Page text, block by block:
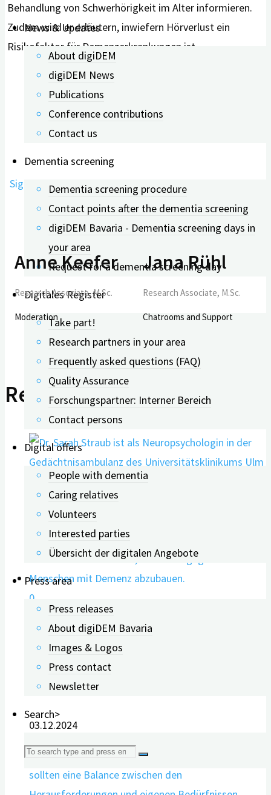
News & Updates
About digiDEM
digiDEM News
Publications
Conference contributions
Contact us
Dementia screening
Dementia screening procedure
Contact points after the dementia screening
digiDEM Bavaria - Dementia screening days in
your area
Request for a dementia screening day
Digitales Register
Take part!
Research partners in your area
Frequently asked questions (FAQ)
Quality Assurance
Forschungspartner: Interner Bereich
Contact persons
Digital offers
People with dementia
Caring relatives
Volunteers
Interested parties
Übersicht der digitalen Angebote
Press area
Press releases
About digiDEM Bavaria
Images & Logos
Press contact
Newsletter
Search>
Search
Behandlung von Schwerhörigkeit im Alter informieren.
Zudem wird er erläutern, inwiefern Hörverlust ein
Risikofaktor für Demenzerkrankungen ist.
Montag, 03.02.2025,
14:00 – 14:45 Uhr
Sign up here
Anne Keefer
Research Associate, M.Sc.
Moderation
Jana Rühl
Research Associate, M.Sc.
Chatrooms and Support
Related Posts
0
Frontotemporal Dementia –
A Multifaceted Disease
03.12.2024